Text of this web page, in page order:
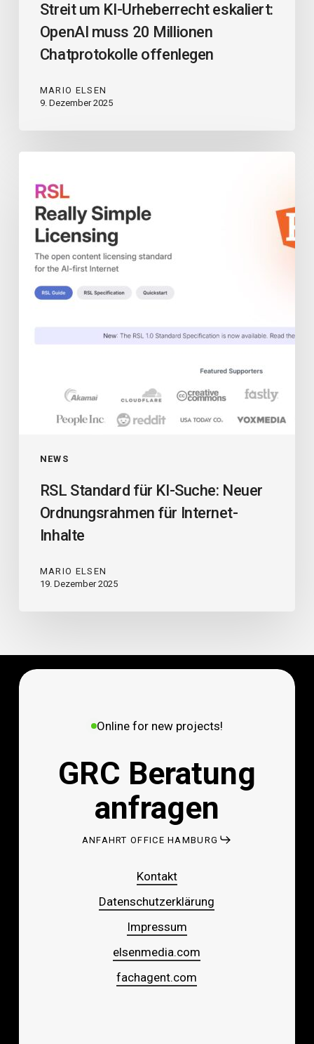
Streit um KI-Urheberrecht eskaliert:
OpenAI muss 20 Millionen
Chatprotokolle offenlegen
MARIO ELSEN
9. Dezember 2025
NEWS
Suche:
Neuer
Ordnungsrahmen
RSL Standard für KI-Suche: Neuer
Ordnungsrahmen für Internet-
Inhalte
MARIO ELSEN
19. Dezember 2025
Online for new projects!
GRC Beratung
anfragen
ANFAHRT OFFICE HAMBURG
Kontakt
Datenschutzerklärung
Impressum
elsenmedia.com
fachagent.com